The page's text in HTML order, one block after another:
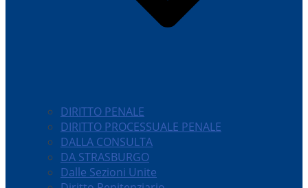
DIRITTO PENALE
DIRITTO PROCESSUALE PENALE
DALLA CONSULTA
DA STRASBURGO
Dalle Sezioni Unite